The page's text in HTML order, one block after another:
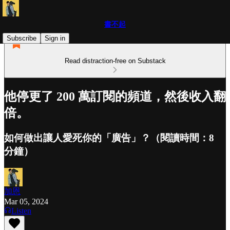
書不起
Subscribe
Sign in
Read distraction-free on Substack
他停更了 200 萬訂閱的頻道，然後收入翻
倍。
如何做出讓人愛死你的「廣告」？（閱讀時間：8
分鐘）
加恩
Mar 05, 2024
Listen